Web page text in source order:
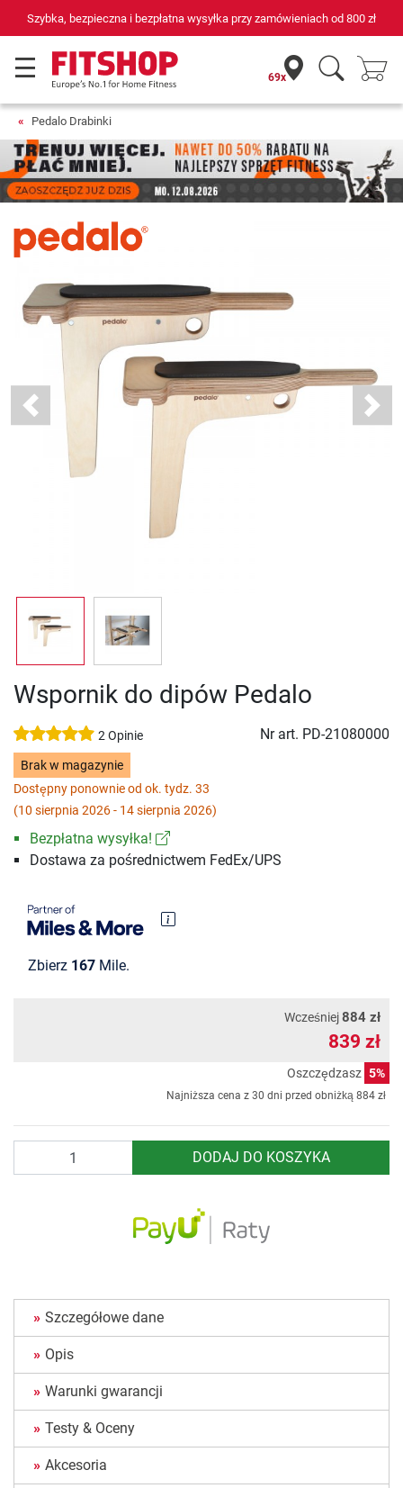
wysyłka przy zamówieniach od 800 zł 69 sklepów fitness i
69x
Pedalo Drabinki
Previous Next
Wspornik do dipów Pedalo
2 Opinie Nr art. PD-21080000
Brak w magazynie
Dostępny ponownie od ok. tydz. 33
(10 sierpnia 2026 - 14 sierpnia 2026)
Bezpłatna wysyłka!
Dostawa za pośrednictwem FedEx/UPS
Zbierz 167 Mile.
Wcześniej884 zł
839 zł
Oszczędzasz 5%
Najniższa cena z 30 dni przed obniżką 884 zł
DODAJ DO KOSZYKA
Szczegółowe dane
Opis
Warunki gwarancji
Testy & Oceny
Akcesoria